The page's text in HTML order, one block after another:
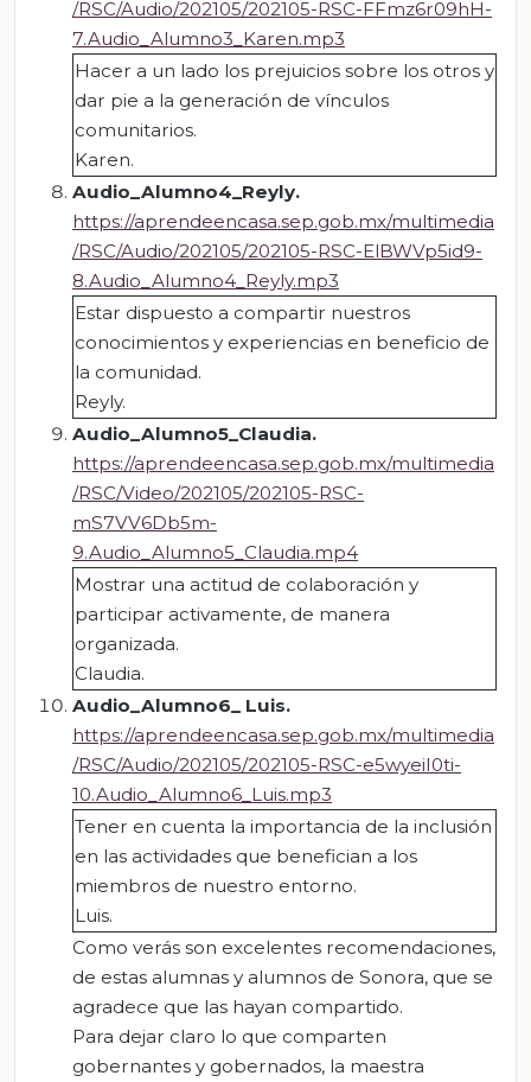
/RSC/Audio/202105/202105-RSC-FFmz6r09hH-
7.Audio_Alumno3_Karen.mp3
Hacer a un lado los prejuicios sobre los otros y
dar pie a la generación de vínculos
comunitarios.
Karen.
Audio_Alumno4_Reyly.
https://aprendeencasa.sep.gob.mx/multimedia
/RSC/Audio/202105/202105-RSC-ElBWVp5id9-
8.Audio_Alumno4_Reyly.mp3
Estar dispuesto a compartir nuestros
conocimientos y experiencias en beneficio de
la comunidad.
Reyly.
Audio_Alumno5_Claudia.
https://aprendeencasa.sep.gob.mx/multimedia
/RSC/Video/202105/202105-RSC-
mS7VV6Db5m-
9.Audio_Alumno5_Claudia.mp4
Mostrar una actitud de colaboración y
participar activamente, de manera
organizada.
Claudia.
Audio_Alumno6_ Luis.
https://aprendeencasa.sep.gob.mx/multimedia
/RSC/Audio/202105/202105-RSC-e5wyeiI0ti-
10.Audio_Alumno6_Luis.mp3
Tener en cuenta la importancia de la inclusión
en las actividades que benefician a los
miembros de nuestro entorno.
Luis.
Como verás son excelentes recomendaciones,
de estas alumnas y alumnos de Sonora, que se
agradece que las hayan compartido.
Para dejar claro lo que comparten
gobernantes y gobernados, la maestra